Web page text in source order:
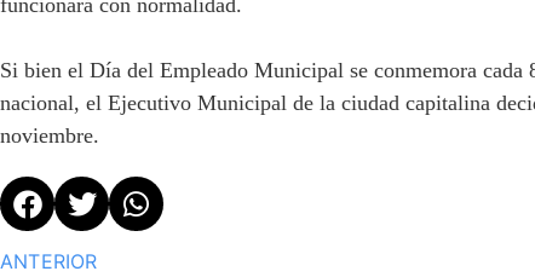
funcionará con normalidad.
Si bien el Día del Empleado Municipal se conmemora
nacional, el Ejecutivo Municipal de la ciudad capitalina
noviembre.
ANTERIOR